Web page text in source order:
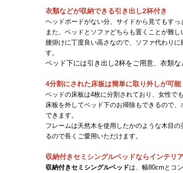
衣類などが収納できる引き出し2杯付き
ヘッドボードがない分、サイドから見てもすっ
また、ベッドとソファどちらも置くことが難
腰掛けに丁度良い高さなので、ソファ代わり
す。
ベッド下には引き出し2杯をご用意、衣類
4分割にされた床板は簡単に取り外しが可能
ベッドの床板は4枚に分割されており、女性で
床板を外してベッド下のお掃除もできるので
できます。
フレームは天然木を使用したかのような木目
るので長くご愛用いただけます。
収納付きセミシングルベッドならインテリ
収納付きセミシングルベッドは、幅80cmとコ